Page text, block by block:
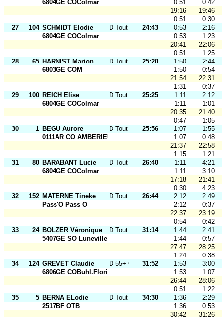
6804GE COColmar
0:51
0:42
19:16
19:46
0:51
0:30
27
104 SCHMIDT Elodie D Tout Ages24:43 0:53
2:16
6804GE COColmar
0:53
1:23
20:41
22:06
0:51
1:25
28
65 HARNIST Marion D Tout Ages25:20 1:50
2:44
6803GE COM
1:50
0:54
21:54
22:31
1:31
0:37
29
100 REICH Elise D Tout Ages25:25 1:11
2:12
6804GE COColmar
1:11
1:01
20:35
21:40
0:47
1:05
30
1 BEGU Aurore D Tout Ages25:56 1:07
1:55
0111AR CO AMBERIEU
1:07
0:48
21:37
22:58
1:15
1:21
31
80 BARABANT Lucie D Tout Ages26:40 1:11
4:21
6804GE COColmar
1:11
3:10
17:18
21:41
0:30
4:23
32
152 MATERNE Tineke D Tout Ages26:44 2:12
2:49
Pass'O Pass O
2:12
0:37
22:37
23:19
0:54
0:42
33
24 BOLZER Véronique D Tout Ages31:14 1:44
2:41
5407GE SO Luneville
1:44
0:57
27:47
28:25
1:24
0:38
34
124 GREVET Claudie D 55+ O 31:52 1:53
3:00
6806GE COBuhl.Florival
1:53
1:07
26:44
28:06
0:51
1:22
35
5 BERNA ELodie D Tout Ages34:30 1:36
2:29
2517BF OTB
1:36
0:53
30:42
31:26